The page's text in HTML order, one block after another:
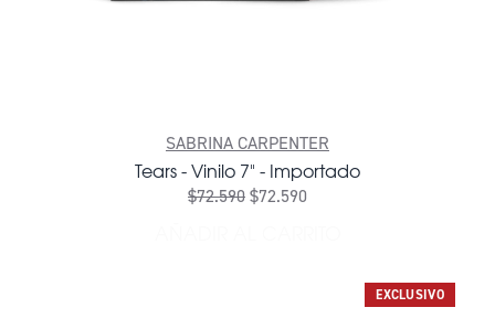
SABRINA CARPENTER
Tears - Vinilo 7" - Importado
$72.590$72.590
EXCLUSIVO